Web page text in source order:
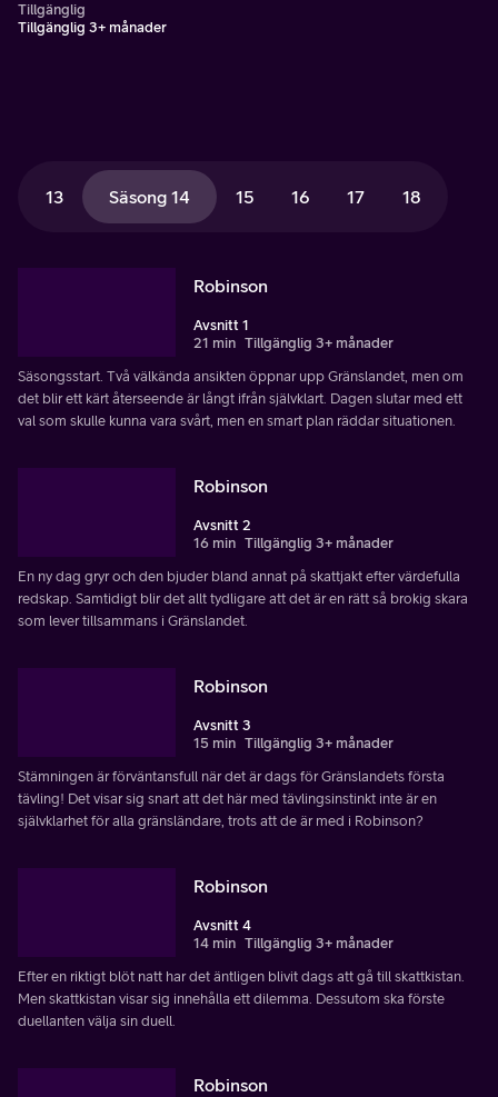
Tillgänglig
Tillgänglig 3+ månader
13 Säsong 14 15 16 17 18
Robinson
Avsnitt 1
21 min Tillgänglig 3+ månader
Säsongsstart. Två välkända ansikten öppnar upp Gränslandet, men om
det blir ett kärt återseende är långt ifrån självklart. Dagen slutar med ett
val som skulle kunna vara svårt, men en smart plan räddar situationen.
Robinson
Avsnitt 2
16 min Tillgänglig 3+ månader
En ny dag gryr och den bjuder bland annat på skattjakt efter värdefulla
redskap. Samtidigt blir det allt tydligare att det är en rätt så brokig skara
som lever tillsammans i Gränslandet.
Robinson
Avsnitt 3
15 min Tillgänglig 3+ månader
Stämningen är förväntansfull när det är dags för Gränslandets första
tävling! Det visar sig snart att det här med tävlingsinstinkt inte är en
självklarhet för alla gränsländare, trots att de är med i Robinson?
Robinson
Avsnitt 4
14 min Tillgänglig 3+ månader
Efter en riktigt blöt natt har det äntligen blivit dags att gå till skattkistan.
Men skattkistan visar sig innehålla ett dilemma. Dessutom ska förste
duellanten välja sin duell.
Robinson